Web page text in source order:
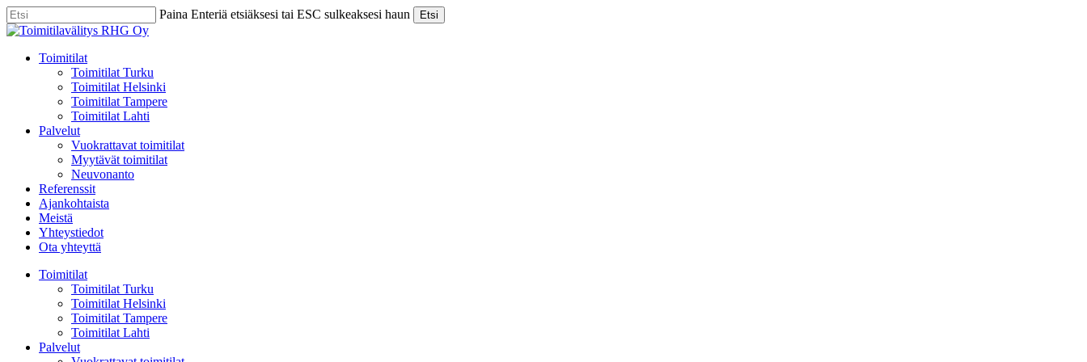
Skip
to
content
Paina Enteriä etsiäksesi tai ESC sulkeaksesi haun Etsi
Close
Menu
Toimitilat
Toimitilat Turku
Toimitilat Helsinki
Toimitilat Tampere
Toimitilat Lahti
Palvelut
Vuokrattavat toimitilat
Myytävät toimitilat
Neuvonanto
Referenssit
Ajankohtaista
Meistä
Yhteystiedot
Ota yhteyttä
Toimitilat
Toimitilat Turku
Toimitilat Helsinki
Toimitilat Tampere
Toimitilat Lahti
Palvelut